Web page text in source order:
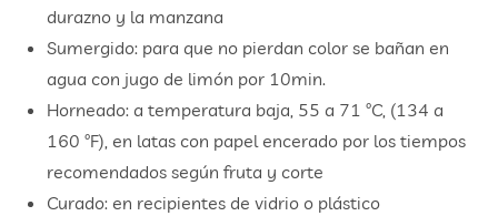
durazno y la manzana
Sumergido: para que no pierdan color se bañan en
agua con jugo de limón por 10min.
Horneado: a temperatura baja, 55 a 71 ºC, (134 a
160 ºF), en latas con papel encerado por los tiempos
recomendados según fruta y corte
Curado: en recipientes de vidrio o plástico